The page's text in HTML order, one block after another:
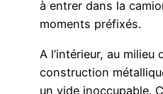
à entrer dans la
moments préfixés.
A l’intérieur, au milieu
construction
un vide inoccupable.